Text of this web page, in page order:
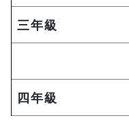
三年級
四年級